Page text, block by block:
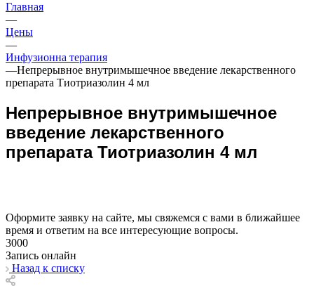
Главная
—
Цены
—
Инфузионна терапия
—Непрерывное внутримышечное введение лекарственного
препарата Тиотриазолин 4 мл
Непрерывное внутримышечное
введение лекарственного
препарата Тиотриазолин 4 мл
Оформите заявку на сайте, мы свяжемся с вами в ближайшее
время и ответим на все интересующие вопросы.
3000
Запись онлайн
Назад к списку